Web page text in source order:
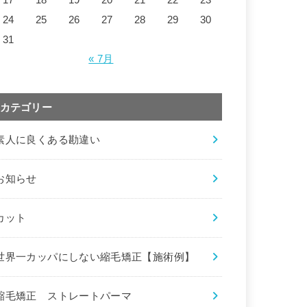
24
25 26 27 28 29
30
31
« 7月
カテゴリー
人に良くある勘違い
知らせ
ット
界一カッパにしない縮毛矯正【施術例】
毛矯正 ストレートパーマ